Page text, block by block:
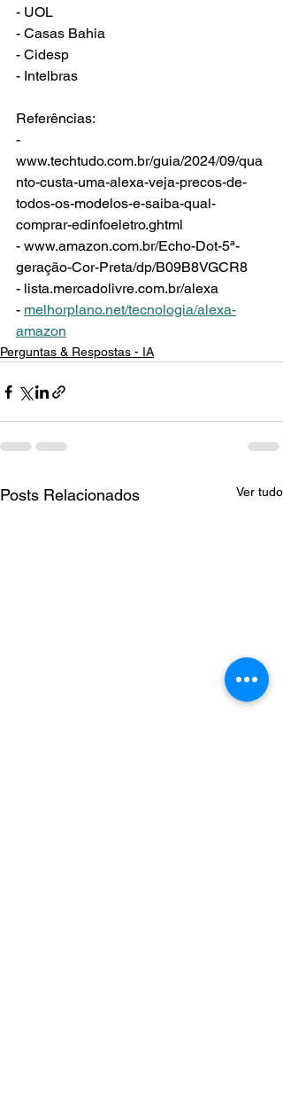
- UOL
- Casas Bahia
- Cidesp
- Intelbras
Referências:
-
www.techtudo.com.br/guia/2024/09/qua
nto-custa-uma-alexa-veja-precos-de-
todos-os-modelos-e-saiba-qual-
comprar-edinfoeletro.ghtml
- www.amazon.com.br/Echo-Dot-5ª-
geração-Cor-Preta/dp/B09B8VGCR8
- lista.mercadolivre.com.br/alexa
- melhorplano.net/tecnologia/alexa-
amazon
Perguntas & Respostas - IA
Posts Relacionados Ver tudo